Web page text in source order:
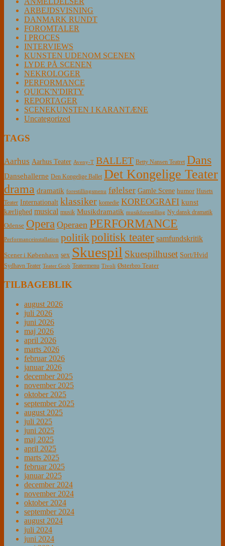
ARBEJDSVISNING
DANMARK RUNDT
FOROMTALER
I PROCES
INTERVIEWS
KUNSTEN UDENOM SCENEN
LYDE PÅ SCENEN
NEKROLOGER
PERFORMANCE
QUICK'N'DIRTY
REPORTAGER
SCENEKUNSTEN I KARANTÆNE
Uncategorized
TAGS
Aarhus Aarhus Teater Aveny-T BALLET Betty Nansen Teatret Dans
Dansehallerne Den Kongelige Ballet Det Kongelige Teater
drama dramatik forestillingsmenu følelser Gamle Scene humor Husets
Teater Internationalt klassiker komedie KOREOGRAFI kunst
kærlighed musical musik Musikdramatik musikforestilling Ny dansk dramatik
Odense Opera Operaen PERFORMANCE
Performanceinstallation politikpolitisk teater samfundskritik
Scener i København sex Skuespil Skuespilhuset Sort/Hvid
Sydhavn Teater Teater Grob Teatermenu Tivoli Østerbro Teater
TILBAGEBLIK
august 2026
juli 2026
juni 2026
maj 2026
april 2026
marts 2026
februar 2026
januar 2026
december 2025
november 2025
oktober 2025
september 2025
august 2025
juli 2025
juni 2025
maj 2025
april 2025
marts 2025
februar 2025
januar 2025
december 2024
november 2024
oktober 2024
september 2024
august 2024
juli 2024
juni 2024